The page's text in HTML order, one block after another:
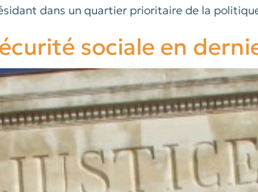
dans un quartier prioritaire de la
sociale en